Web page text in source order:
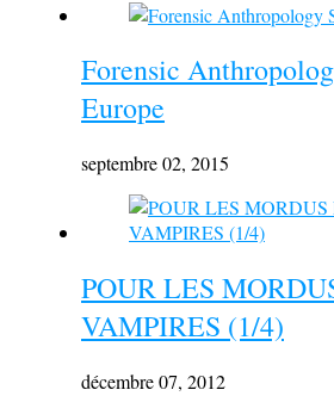
Forensic
Europe
septembre 02, 2015
POUR LES
VAMPIRES (1/4)
décembre 07, 2012